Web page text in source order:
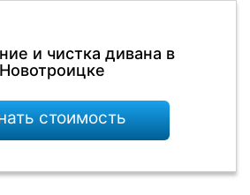
и чистка дивана в
Новотроицке
стоимость